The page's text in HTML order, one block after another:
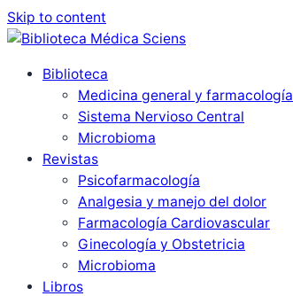
Skip to content
Biblioteca
Medicina general y farmacología
Sistema Nervioso Central
Microbioma
Revistas
Psicofarmacología
Analgesia y manejo del dolor
Farmacología Cardiovascular
Ginecología y Obstetricia
Microbioma
Libros